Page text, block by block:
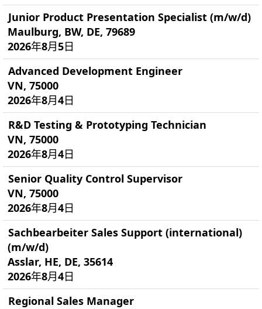
Junior Product Presentation Specialist (m/w/d)
Maulburg, BW, DE, 79689
2026年8月5日
Advanced Development Engineer
VN, 75000
2026年8月4日
R&D Testing & Prototyping Technician
VN, 75000
2026年8月4日
Senior Quality Control Supervisor
VN, 75000
2026年8月4日
Sachbearbeiter Sales Support (international)
(m/w/d)
Asslar, HE, DE, 35614
2026年8月4日
Regional Sales Manager